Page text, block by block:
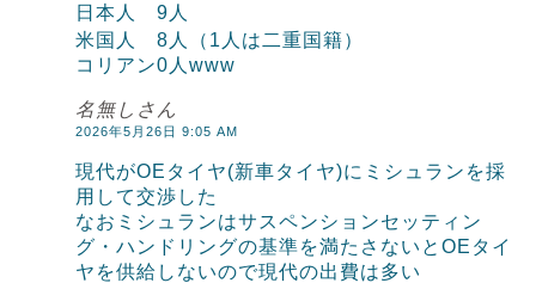
日本人 9人
米国人 8人（1人は二重国籍）
コリアン0人www
名無しさん
2026年5月26日 9:05 AM
現代がOEタイヤ(新車タイヤ)にミシュランを採
用して交渉した
なおミシュランはサスペンションセッティン
グ・ハンドリングの基準を満たさないとOEタイ
ヤを供給しないので現代の出費は多い